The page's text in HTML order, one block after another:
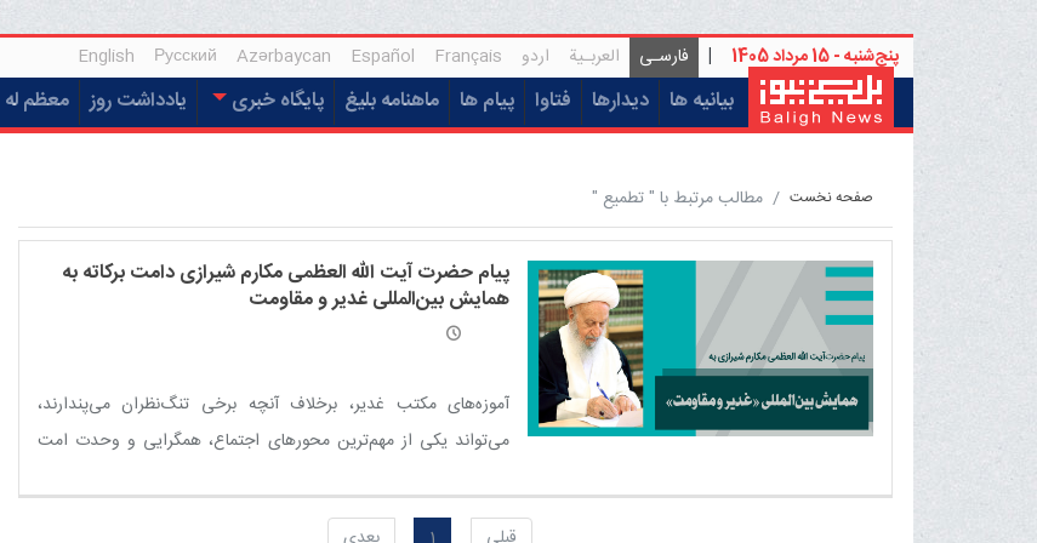
پنج‌شنبه - 15 مرداد 1405 | فارسـی العربـیة اردو Français
Español
Azərbaycan
Русский
English
بیانیه ها دیدارها فتاوا پیام ها ماهنامه بلیغ پایگاه خبری یادداشت روز معظم له
صفحه نخست مطالب مرتبط با " تطمیع "
پیام حضرت آیت الله العظمی مکارم شیرازی دامت برکاته به
همایش بین‌المللی غدیر و مقاومت
آموزه‌های مکتب غدیر، برخلاف آنچه برخی تنگ‌نظران می‌پندارند،
می‌تواند یکی از مهم‌ترین محورهای اجتماع، همگرایی و وحدت امت